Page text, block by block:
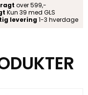
over 599,-
Kun 39 med GLS
levering 1-3 hverdage